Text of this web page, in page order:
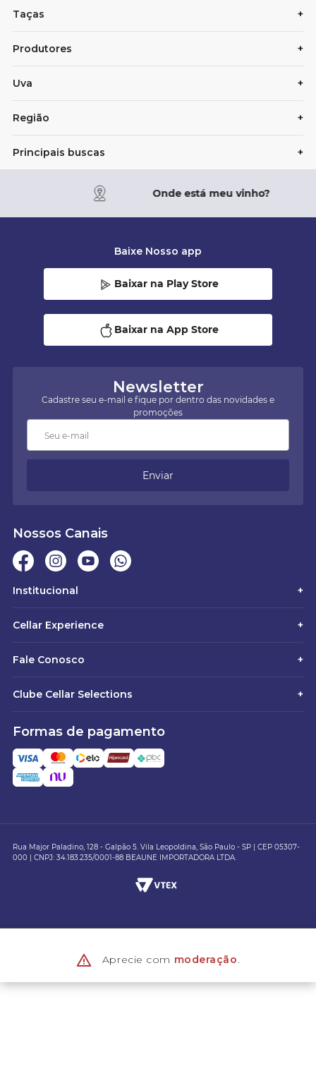
Taças +
Produtores +
Uva +
Região +
Principais buscas +
Onde está meu vinho?
Newsletter
Cadastre seu e-mail e fique por dentro das novidades e
promoções
Enviar
Baixe Nosso app
Baixar na Play Store
Baixar na App Store
Nossos Canais
Institucional +
Cellar Experience +
Fale Conosco +
Clube Cellar Selections +
Formas de pagamento
Rua Major Paladino, 128 - Galpão 5. Vila Leopoldina, São Paulo - SP | CEP 05307-
000 | CNPJ: 34.183.235/0001-88 BEAUNE IMPORTADORA LTDA.
Aprecie com moderação.